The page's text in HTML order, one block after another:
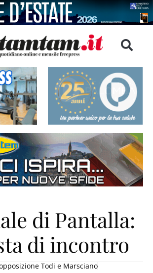
di Pantalla:
di incontro
Todi e Marsciano